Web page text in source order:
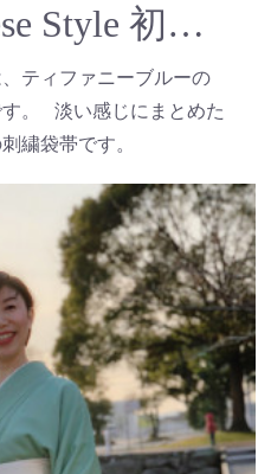
slowplus Japanese Style 初釜のきもの
ティファニーブルーの
。 淡い感じにまとめた
繍袋帯です。